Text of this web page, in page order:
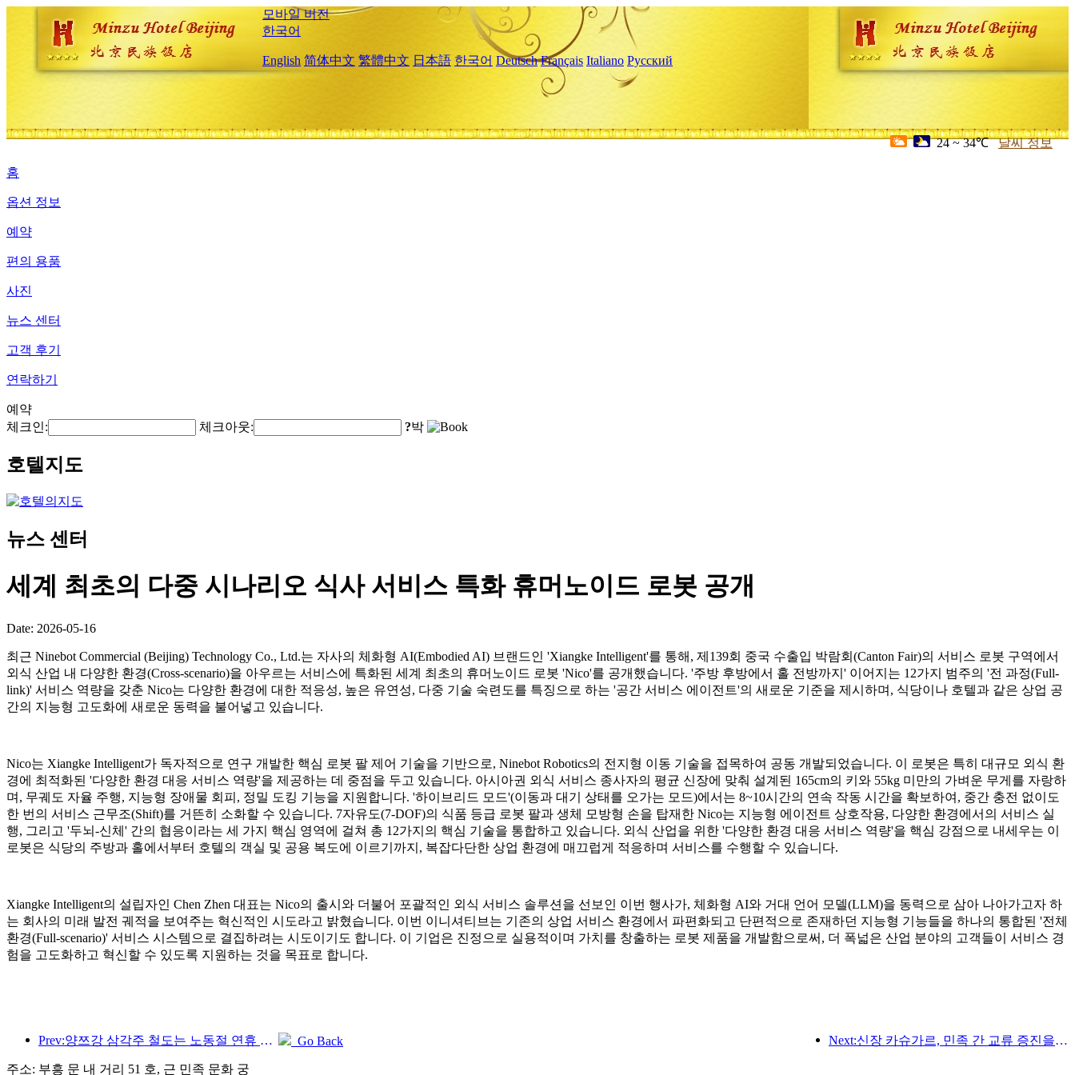
모바일 버전
한국어
English 简体中文 繁體中文 日本語 한국어 Deutsch Français Italiano Русский
24 ~ 34℃ 날씨 정보
홈
옵션 정보
예약
편의 용품
사진
뉴스 센터
고객 후기
연락하기
예약
체크인:
체크아웃: ?박
호텔지도
뉴스 센터
세계 최초의 다중 시나리오 식사 서비스 특화 휴머노이드 로봇 공개
Date: 2026-05-16
최근 Ninebot Commercial (Beijing) Technology Co., Ltd.는 자사의 체화형 AI(Embodied AI) 브랜드인 'Xiangke Intelligent'를 통해, 제139회 중국 수출입 박람회(Canton Fair)의 서비스 로봇 구역에서
외식 산업 내 다양한 환경(Cross-scenario)을 아우르는 서비스에 특화된 세계 최초의 휴머노이드 로봇 'Nico'를 공개했습니다. '주방 후방에서 홀 전방까지' 이어지는 12가지 범주의 '전 과정(Full-
link)' 서비스 역량을 갖춘 Nico는 다양한 환경에 대한 적응성, 높은 유연성, 다중 기술 숙련도를 특징으로 하는 '공간 서비스 에이전트'의 새로운 기준을 제시하며, 식당이나 호텔과 같은 상업 공
간의 지능형 고도화에 새로운 동력을 불어넣고 있습니다.
Nico는 Xiangke Intelligent가 독자적으로 연구 개발한 핵심 로봇 팔 제어 기술을 기반으로, Ninebot Robotics의 전지형 이동 기술을 접목하여 공동 개발되었습니다. 이 로봇은 특히 대규모 외식 환
경에 최적화된 '다양한 환경 대응 서비스 역량'을 제공하는 데 중점을 두고 있습니다. 아시아권 외식 서비스 종사자의 평균 신장에 맞춰 설계된 165cm의 키와 55kg 미만의 가벼운 무게를 자랑하
며, 무궤도 자율 주행, 지능형 장애물 회피, 정밀 도킹 기능을 지원합니다. '하이브리드 모드'(이동과 대기 상태를 오가는 모드)에서는 8~10시간의 연속 작동 시간을 확보하여, 중간 충전 없이도
한 번의 서비스 근무조(Shift)를 거뜬히 소화할 수 있습니다. 7자유도(7-DOF)의 식품 등급 로봇 팔과 생체 모방형 손을 탑재한 Nico는 지능형 에이전트 상호작용, 다양한 환경에서의 서비스 실
행, 그리고 '두뇌-신체' 간의 협응이라는 세 가지 핵심 영역에 걸쳐 총 12가지의 핵심 기술을 통합하고 있습니다. 외식 산업을 위한 '다양한 환경 대응 서비스 역량'을 핵심 강점으로 내세우는 이
로봇은 식당의 주방과 홀에서부터 호텔의 객실 및 공용 복도에 이르기까지, 복잡다단한 상업 환경에 매끄럽게 적응하며 서비스를 수행할 수 있습니다.
Xiangke Intelligent의 설립자인 Chen Zhen 대표는 Nico의 출시와 더불어 포괄적인 외식 서비스 솔루션을 선보인 이번 행사가, 체화형 AI와 거대 언어 모델(LLM)을 동력으로 삼아 나아가고자 하
는 회사의 미래 발전 궤적을 보여주는 혁신적인 시도라고 밝혔습니다. 이번 이니셔티브는 기존의 상업 서비스 환경에서 파편화되고 단편적으로 존재하던 지능형 기능들을 하나의 통합된 '전체
환경(Full-scenario)' 서비스 시스템으로 결집하려는 시도이기도 합니다. 이 기업은 진정으로 실용적이며 가치를 창출하는 로봇 제품을 개발함으로써, 더 폭넓은 산업 분야의 고객들이 서비스 경
험을 고도화하고 혁신할 수 있도록 지원하는 것을 목표로 합니다.
Prev:양쯔강 삼각주 철도는 노동절 연휴 기간 동안 2,138만 명이 넘는 승객을 수송했습니다. Next:신장 카슈가르, 민족 간 교류 증진을 위한 관광 홍보 행사 개최
Go Back
주소: 부흥 문 내 거리 51 호, 근 민족 문화 궁